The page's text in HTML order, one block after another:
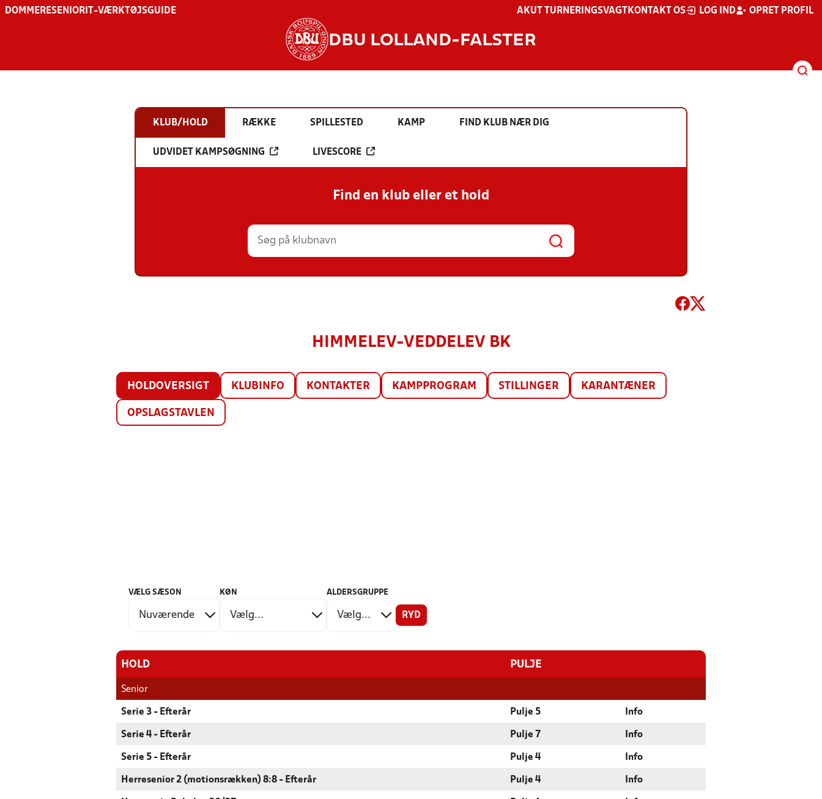
DOMMERESENIOR IT-VÆRKTØJSGUIDE AKUT TURNERINGSVAGT KONTAKT OS LOG IND OPRET PROFIL
DBU LOLLAND-FALSTER
KLUB/HOLD RÆKKE SPILLESTED KAMP FIND KLUB NÆR DIG
UDVIDET KAMPSØGNING LIVESCORE
Find en klub eller et hold
HIMMELEV-VEDDELEV BK
HOLDOVERSIGT KLUBINFO KONTAKTER KAMPPROGRAM STILLINGER KARANTÆNER
OPSLAGSTAVLEN
VÆLG SÆSON KØN ALDERSGRUPPE
RYD
HOLD PULJE
Senior
Serie 3 - Efterår Pulje 5 Info
Serie 4 - Efterår Pulje 7 Info
Serie 5 - Efterår Pulje 4 Info
Herresenior 2 (motionsrækken) 8:8 - Efterår Pulje 4 Info